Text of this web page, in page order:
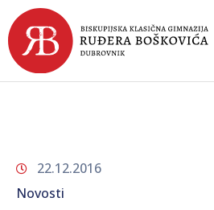
POČETNA
DOKUMENTI
22.12.2016
Novosti